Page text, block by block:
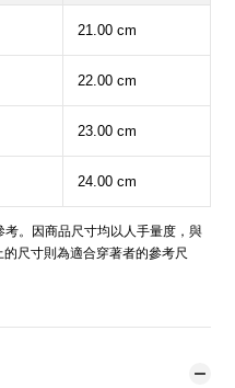
21.00 cm
22.00 cm
23.00 cm
24.00 cm
。因商品尺寸均以人手量度，與
尺寸則為適合穿著者的參考尺